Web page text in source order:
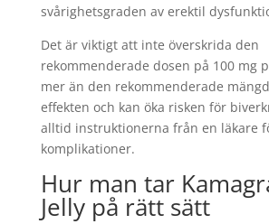
svårighetsgraden av erektil
Det är viktigt att inte överskrida den
rekommenderade dosen på 100 mg
mer än den rekommenderade
effekten och kan öka risken för
alltid instruktionerna från en läkare
komplikationer.
Hur man tar
Jelly på rätt sätt